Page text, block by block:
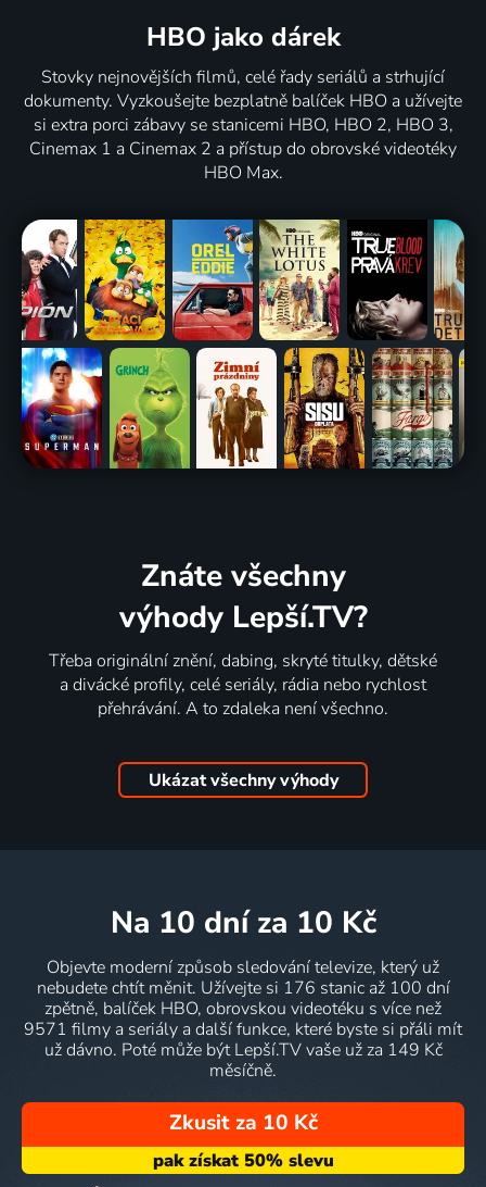
HBO jako dárek
Stovky nejnovějších filmů, celé řady seriálů a strhující
dokumenty. Vyzkoušejte bezplatně balíček HBO a užívejte
si extra porci zábavy se stanicemi HBO, HBO 2, HBO 3,
Cinemax 1 a Cinemax 2 a přístup do obrovské videotéky
HBO Max.
Znáte všechny
výhody Lepší.TV?
Třeba originální znění, dabing, skryté titulky, dětské
a divácké profily, celé seriály, rádia nebo rychlost
přehrávání. A to zdaleka není všechno.
Ukázat všechny výhody
na 10 dní za 10 Kč
Objevte moderní způsob sledování televize, který už
nebudete chtít měnit. Užívejte si 176 stanic až 100 dní
zpětně, balíček HBO, obrovskou videotéku s více než
9571 filmy a seriály a další funkce, které byste si přáli mít
už dávno. Poté může být Lepší.TV vaše už za 149 Kč
měsíčně.
Zkusit za 10 Kč